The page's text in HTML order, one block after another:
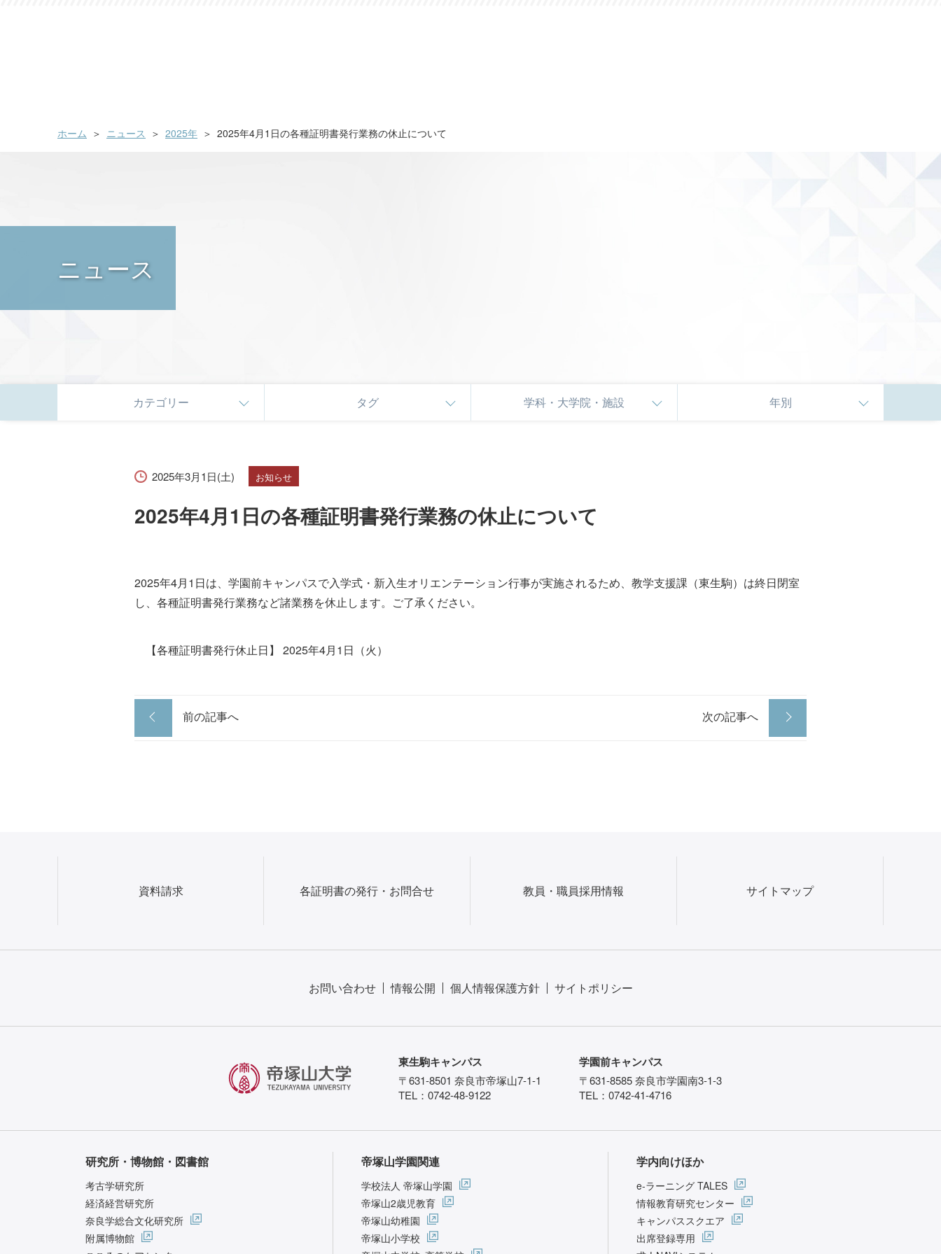
ホーム ニュース 2025年 2025年4月1日の各種証明書発行業務の休止について
ニュース
カテゴリー タグ 学科・大学院・施設 年別
2025年3月1日(土) お知らせ
2025年4月1日の各種証明書発行業務の休止について
2025年4月1日は、学園前キャンパスで入学式・新入生オリエンテーション行事が実施されるため、教学支援課（東生駒）は終日閉室
し、各種証明書発⾏業務など諸業務を休止します。ご了承ください。
【各種証明書発⾏休⽌⽇】 2025年4⽉1⽇（火）
前の記事へ 次の記事へ
資料請求 各証明書の発行・お問合せ 教員・職員採用情報 サイトマップ
お問い合わせ 情報公開 個人情報保護方針 サイトポリシー
東生駒キャンパス
〒631-8501 奈良市帝塚山7-1-1
TEL：0742-48-9122
学園前キャンパス
〒631-8585 奈良市学園南3-1-3
TEL：0742-41-4716
研究所・博物館・図書館
考古学研究所
経済経営研究所
奈良学総合文化研究所
附属博物館
帝塚山学園関連
学校法人 帝塚山学園
帝塚山2歳児教育
帝塚山幼稚園
帝塚山小学校
学内向けほか
e-ラーニング TALES
情報教育研究センター
キャンパススクエア
出席登録専用